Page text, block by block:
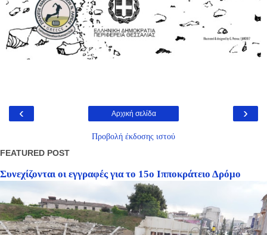
‹ ›
Αρχική σελίδα
Προβολή έκδοσης ιστού
FEATURED POST
Συνεχίζονται οι εγγραφές για το 15ο Ιπποκράτειο Δρόμο